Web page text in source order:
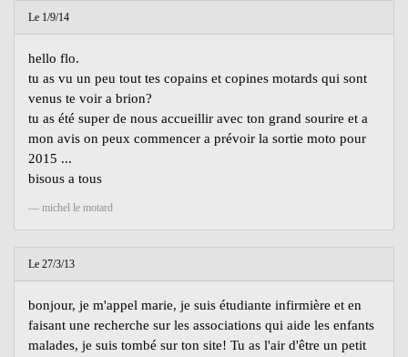
Le 1/9/14
hello flo.
tu as vu un peu tout tes copains et copines motards qui sont
venus te voir a brion?
tu as été super de nous accueillir avec ton grand sourire et a
mon avis on peux commencer a prévoir la sortie moto pour
2015 ...
bisous a tous
michel le motard
Le 27/3/13
bonjour, je m'appel marie, je suis étudiante infirmière et en
faisant une recherche sur les associations qui aide les enfants
malades, je suis tombé sur ton site! Tu as l'air d'être un petit